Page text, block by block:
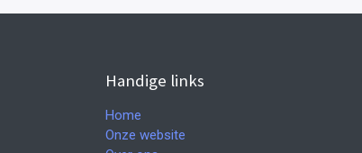
Handige links
Home
Onze website